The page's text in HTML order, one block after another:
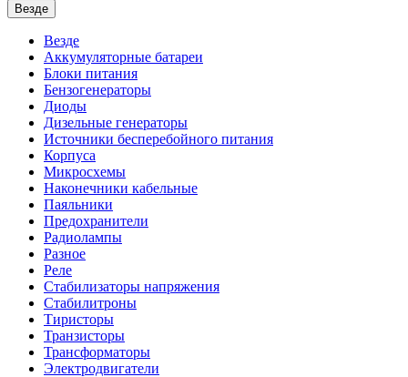
Везде
Везде
Аккумуляторные батареи
Блоки питания
Бензогенераторы
Диоды
Дизельные генераторы
Источники бесперебойного питания
Корпуса
Микросхемы
Наконечники кабельные
Паяльники
Предохранители
Радиолампы
Разное
Реле
Стабилизаторы напряжения
Стабилитроны
Тиристоры
Транзисторы
Трансформаторы
Электродвигатели